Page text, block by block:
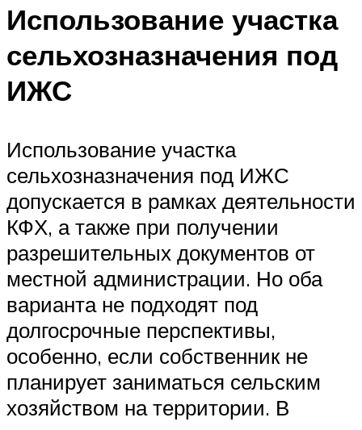
Использование участка
сельхозназначения под
ИЖС
Использование участка
сельхозназначения под ИЖС
допускается в рамках деятельности
КФХ, а также при получении
разрешительных документов от
местной администрации. Но оба
варианта не подходят под
долгосрочные перспективы,
особенно, если собственник не
планирует заниматься сельским
хозяйством на территории. В